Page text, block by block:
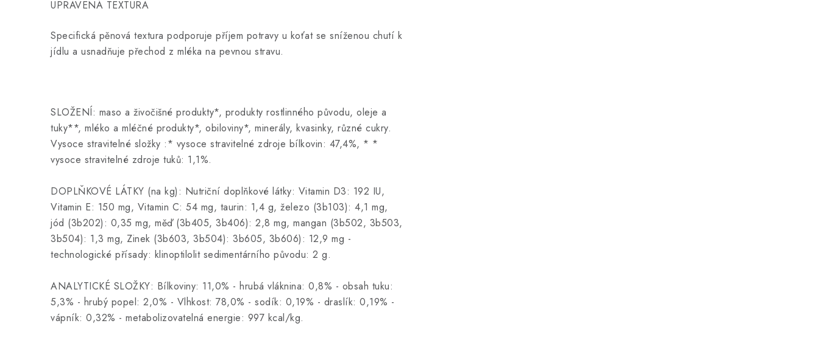
UPRAVENÁ TEXTURA
Specifická pěnová textura podporuje příjem potravy u koťat se sníženou chutí k
jídlu a usnadňuje přechod z mléka na pevnou stravu.
SLOŽENÍ: maso a živočišné produkty*, produkty rostlinného původu, oleje a
tuky**, mléko a mléčné produkty*, obiloviny*, minerály, kvasinky, různé cukry.
Vysoce stravitelné složky :* vysoce stravitelné zdroje bílkovin: 47,4%, * *
vysoce stravitelné zdroje tuků: 1,1%.
DOPLŇKOVÉ LÁTKY (na kg): Nutriční doplňkové látky: Vitamin D3: 192 IU,
Vitamin E: 150 mg, Vitamin C: 54 mg, taurin: 1,4 g, železo (3b103): 4,1 mg,
jód (3b202): 0,35 mg, měď (3b405, 3b406): 2,8 mg, mangan (3b502, 3b503,
3b504): 1,3 mg, Zinek (3b603, 3b504): 3b605, 3b606): 12,9 mg -
technologické přísady: klinoptilolit sedimentárního původu: 2 g.
ANALYTICKÉ SLOŽKY: Bílkoviny: 11,0% - hrubá vláknina: 0,8% - obsah tuku:
5,3% - hrubý popel: 2,0% - Vlhkost: 78,0% - sodík: 0,19% - draslík: 0,19% -
vápník: 0,32% - metabolizovatelná energie: 997 kcal/kg.